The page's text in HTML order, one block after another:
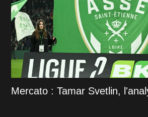
Mercato : Tamar Svetlin,